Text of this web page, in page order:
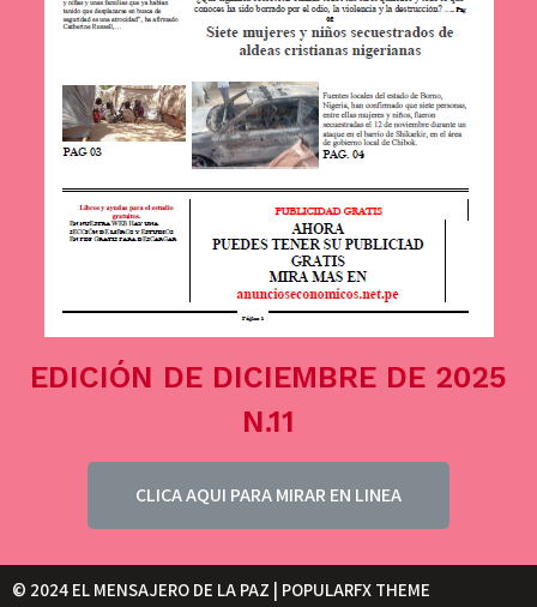
EDICIÓN DE DICIEMBRE DE 2025
N.11
CLICA AQUI PARA MIRAR EN LINEA
© 2024 EL MENSAJERO DE LA PAZ | POPULARFX THEME